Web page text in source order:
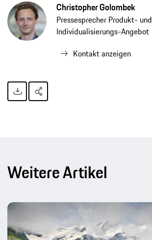
Christopher Golombek
Pressesprecher Produkt- und
Individualisierungs-Angebot
Kontakt anzeigen
Weitere Artikel